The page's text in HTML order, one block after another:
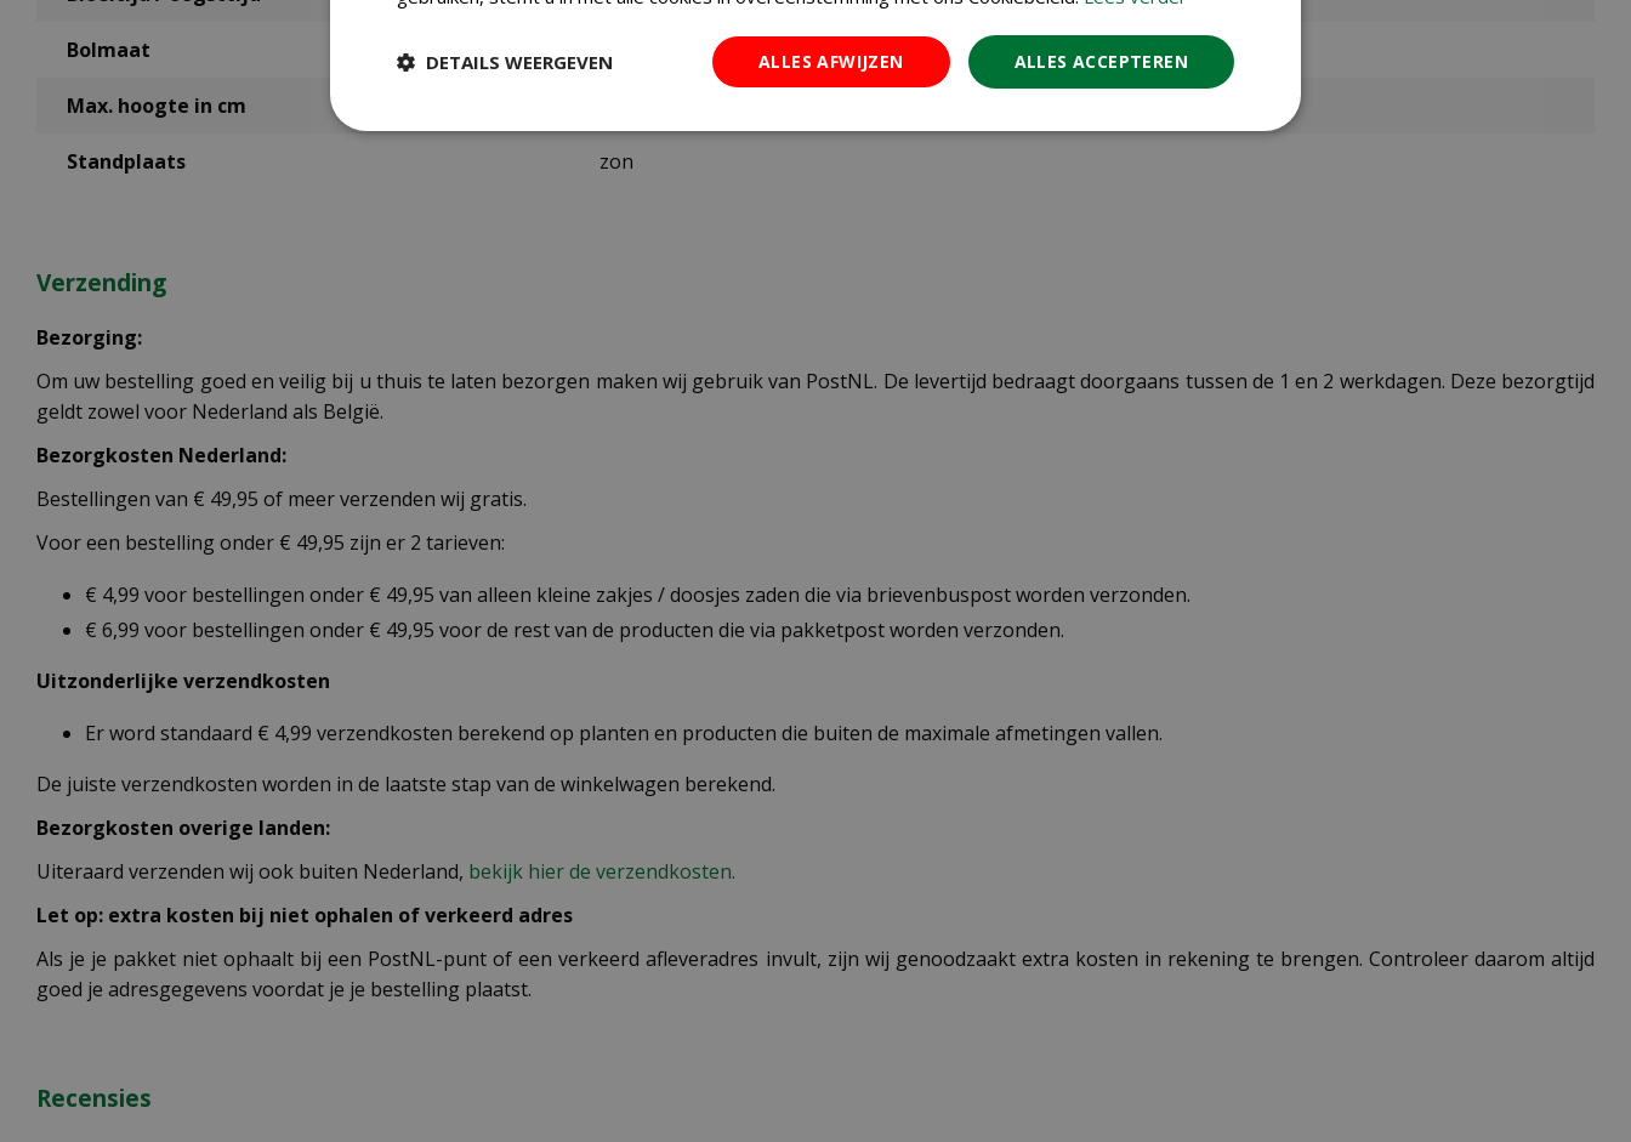
Bolmaat I
Max. hoogte in cm
Standplaats zon
Verzending
Bezorging:
Om uw bestelling goed en veilig bij u thuis te laten bezorgen maken wij gebruik van PostNL. De levertijd bedraagt doorgaans tussen de 1 en 2 werkdagen. Deze bezorgtijd
geldt zowel voor Nederland als België.
Bezorgkosten Nederland:
Bestellingen van € 49,95 of meer verzenden wij gratis.
Voor een bestelling onder € 49,95 zijn er 2 tarieven:
€ 4,99 voor bestellingen onder € 49,95 van alleen kleine zakjes / doosjes zaden die via brievenbuspost worden verzonden.
€ 6,99 voor bestellingen onder € 49,95 voor de rest van de producten die via pakketpost worden verzonden.
Uitzonderlijke verzendkosten
Er word standaard € 4,99 verzendkosten berekend op planten en producten die buiten de maximale afmetingen vallen.
De juiste verzendkosten worden in de laatste stap van de winkelwagen berekend.
Bezorgkosten overige landen:
Uiteraard verzenden wij ook buiten Nederland, bekijk hier de verzendkosten.
Let op: extra kosten bij niet ophalen of verkeerd adres
Als je je pakket niet ophaalt bij een PostNL-punt of een verkeerd afleveradres invult, zijn wij genoodzaakt extra kosten in rekening te brengen. Controleer daarom altijd
goed je adresgegevens voordat je je bestelling plaatst.
Recensies
ALLES ACCEPTEREN
ALLES AFWIJZEN
DETAILS WEERGEVEN